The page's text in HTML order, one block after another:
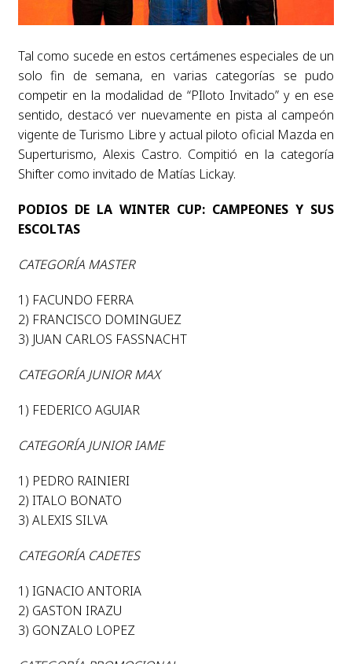
Tal como sucede en estos certámenes especiales de un
solo fin de semana, en varias categorías se pudo
competir en la modalidad de “PIloto Invitado” y en ese
sentido, destacó ver nuevamente en pista al campeón
vigente de Turismo Libre y actual piloto oficial Mazda en
Superturismo, Alexis Castro. Compitió en la categoría
Shifter como invitado de Matías Lickay.
PODIOS DE LA WINTER CUP: CAMPEONES Y SUS
ESCOLTAS
CATEGORÍA MASTER
1) FACUNDO FERRA
2) FRANCISCO DOMINGUEZ
3) JUAN CARLOS FASSNACHT
CATEGORÍA JUNIOR MAX
1) FEDERICO AGUIAR
CATEGORÍA JUNIOR IAME
1) PEDRO RAINIERI
2) ITALO BONATO
3) ALEXIS SILVA
CATEGORÍA CADETES
1) IGNACIO ANTORIA
2) GASTON IRAZU
3) GONZALO LOPEZ